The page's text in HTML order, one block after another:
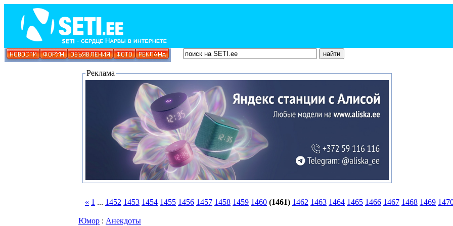
Реклама
« 1 ... 1452 1453 1454 1455 1456 1457 1458 1459 1460 (1461) 1462 1463 1464 1465 1466 1467 1468 1469
Юмор : Анекдоты